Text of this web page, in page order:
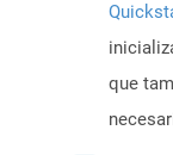
que